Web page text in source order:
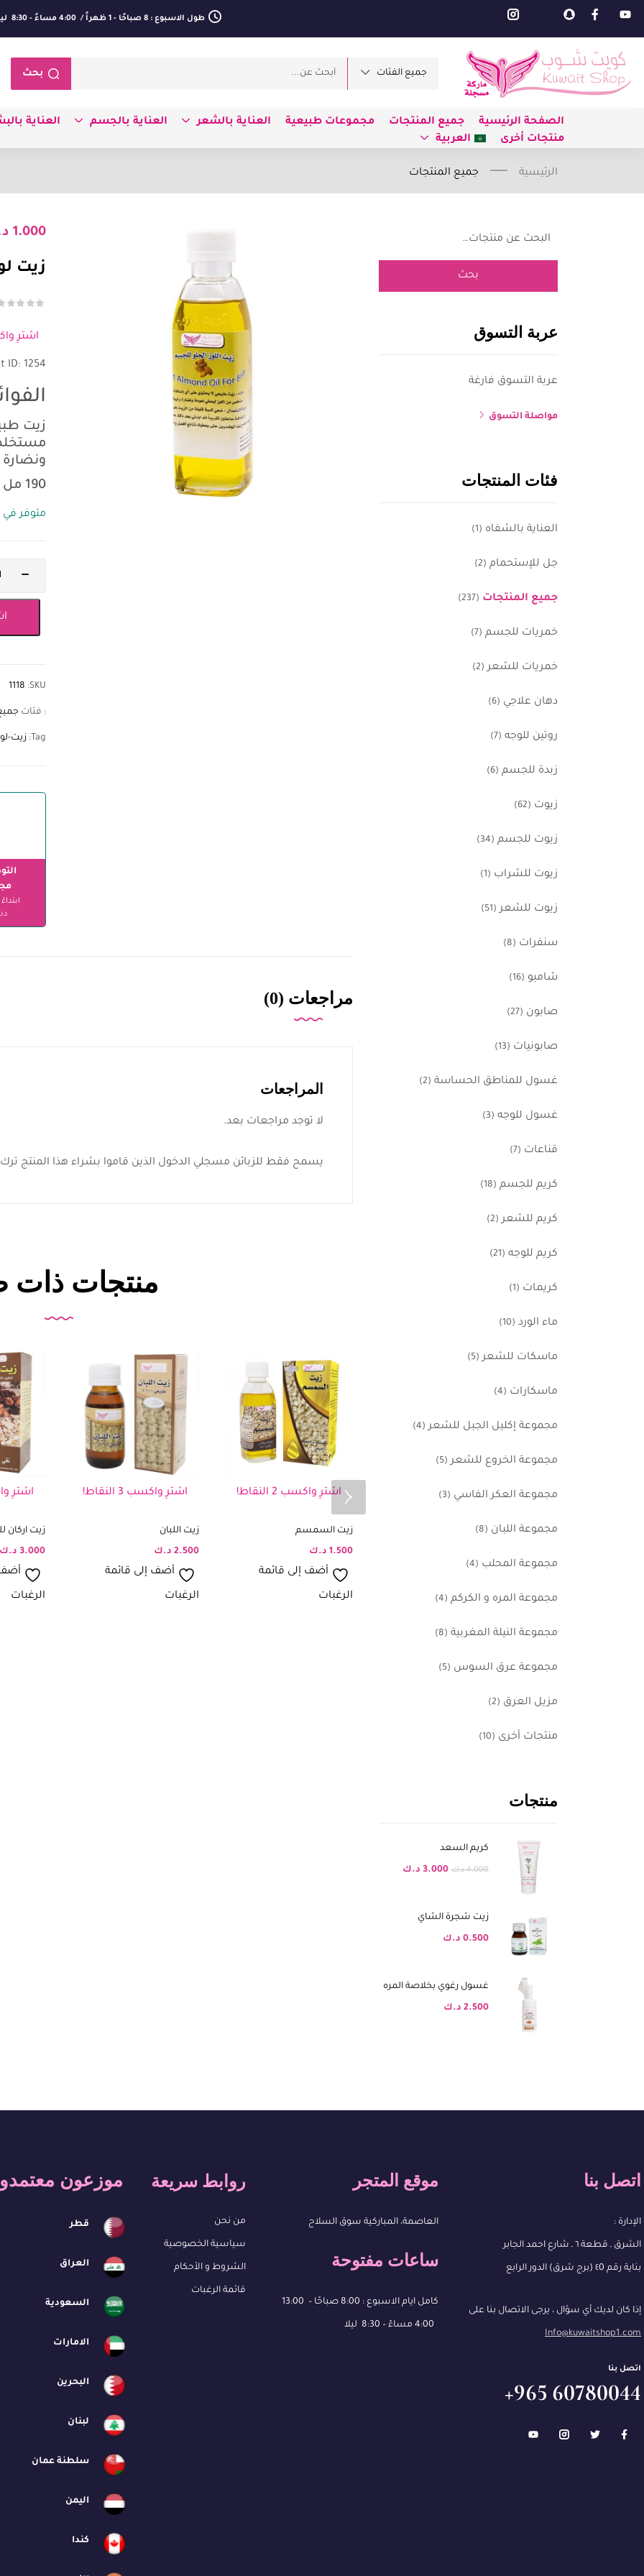
طول الاسبوع : 8 صباحًا - 1 ظهراً / 4:00 مساءً - 8:30 ليلا
جميع الفئات بحث
الصفحة الرئيسية جميع المنتجات مجموعات طبيعية العناية بالشعر العناية بالجسم العناية
منتجات أخرى
العربية
الرئيسية جميع المنتجات
بحث
عربة التسوق
عربة التسوق فارغة
مواصلة التسوق
فئات المنتجات
العناية بالشفاه (1)
جل للإستحمام (2)
جميع المنتجات (237)
خمريات للجسم (7)
خمريات للشعر (2)
دهان علاجي (6)
روتين للوجه (7)
زبدة للجسم (6)
زيوت (62)
زيوت للجسم (34)
زيوت للشراب (1)
زيوت للشعر (51)
سنفرات (8)
شامبو (16)
صابون (27)
صابونيات (13)
غسول للمناطق الحساسة (2)
غسول للوجه (3)
قناعات (7)
كريم للجسم (18)
كريم للشعر (2)
كريم للوجه (21)
كريمات (1)
ماء الورد (10)
ماسكات للشعر (5)
ماسكارات (4)
مجموعة إكليل الجبل للشعر (4)
مجموعة الخروع للشعر (5)
مجموعة العكر الفاسي (3)
مجموعة اللبان (8)
مجموعة المحلب (4)
مجموعة المره و الكركم (4)
مجموعة النيلة المغربية (8)
مجموعة عرق السوس (5)
مزيل العرق (2)
منتجات أخرى (10)
منتجات
كريم السعد
4.000 د.ك 3.000 د.ك
زيت شجرة الشاي
0.500 د.ك
غسول رغوي بخلاصة المره
2.500 د.ك
1.000
زيت
اشترِ واكسب
ID: 1254
زيت
190 مل
متوفر في
SKU:
1118
: فئات
Tag: زيت-
مراجعات (0)
المراجعات
لا توجد مراجعات بعد.
يسمح فقط للزبائن مسجلي الدخول الذين قاموا بشراء هذا المنتج
منتجات ذات
اشترِ واكسب 2 النقاط!
زيت السمسم
1.500 د.ك
أضف إلى قائمة
الرغبات
اشترِ واكسب 3 النقاط!
زيت اللبان
2.500 د.ك
أضف إلى قائمة
الرغبات
اشترِ
زيت اركان
3.000 د.ك
أضف
الرغبات
اتصل بنا
الإدارة :
الشرق ـ قطعة ٦ ـ شارع احمد الجابر
بناية رقم ٤0 (برج شرق) الدور الرابع
إذا كان لديك أي سؤال ، يرجى الاتصال بنا على
Info@kuwaitshop1.com
اتصل بنا
60780044 965+
موقع المتجر
العاصمة، المباركية سوق السلاح
ساعات مفتوحة
كامل ايام الاسبوع : 8:00 صباحًا – 13:00
روابط سريعة
من نحن
سياسية الخصوصية
الشروط و الأحكام
قائمة الرغبات
موزعون
قطر
العراق
السعودية
الامارات
البحرين
لبنان
سلطنة عمان
اليمن
كندا